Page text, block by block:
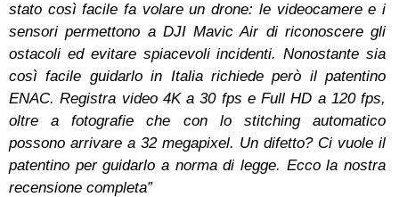
stato così facile fa volare un drone: le videocamere e i
sensori permettono a DJI Mavic Air di riconoscere gli
ostacoli ed evitare spiacevoli incidenti. Nonostante sia
così facile guidarlo in Italia richiede però il patentino
ENAC. Registra video 4K a 30 fps e Full HD a 120 fps,
oltre a fotografie che con lo stitching automatico
possono arrivare a 32 megapixel. Un difetto? Ci vuole il
patentino per guidarlo a norma di legge. Ecco la nostra
recensione completa”